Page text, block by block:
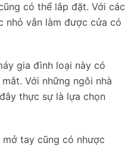
có thể lắp đặt. Với các
nhỏ vẫn làm được cửa có
gia đình loại này có
Với những ngôi nhà
thực sự là lựa chọn
tay cũng có nhược